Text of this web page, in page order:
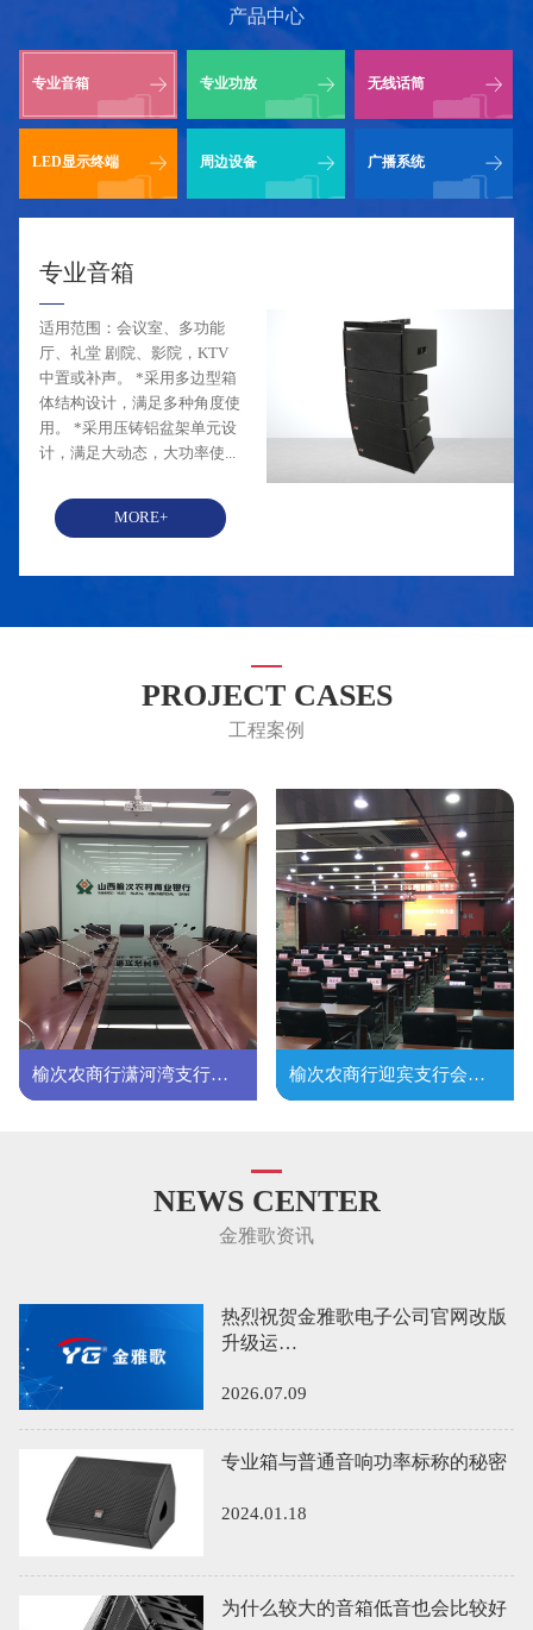
产品中心
专业音箱 专业功放 无线话筒
LED显示终端 周边设备 广播系统
专业音箱
适用范围：会议室、多功能
厅、礼堂 剧院、影院，KTV
中置或补声。 *采用多边型箱
体结构设计，满足多种角度使
用。 *采用压铸铝盆架单元设
计，满足大动态，大功率使...
MORE+
PROJECT CASES
工程案例
榆次农商行潇河湾支行会议室 榆次农商行迎宾支行会议室
NEWS CENTER
金雅歌资讯
热烈祝贺金雅歌电子公司官网改版
升级运…
2026.07.09
专业箱与普通音响功率标称的秘密
2024.01.18
为什么较大的音箱低音也会比较好